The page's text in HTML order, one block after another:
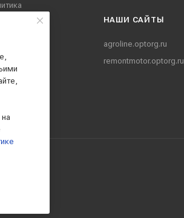
НАШИ CАЙТЫ
agroline.optorg.ru
remontmotor.optorg.ru